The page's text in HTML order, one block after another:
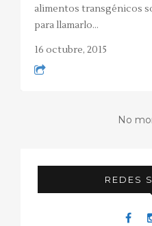
alimentos transgénicos
para llamarlo…
16 octubre, 2015
No
REDES